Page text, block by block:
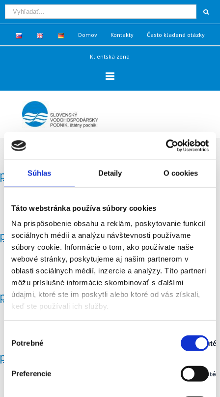
Súhlas Detaily O cookies
Táto webstránka používa súbory cookies
Na prispôsobenie obsahu a reklám, poskytovanie funkcií
sociálnych médií a analýzu návštevnosti používame
súbory cookie. Informácie o tom, ako používate naše
webové stránky, poskytujeme aj našim partnerom v
oblasti sociálnych médií, inzercie a analýzy. Títo partneri
môžu príslušné informácie skombinovať s ďalšími
údajmi, ktoré ste im poskytli alebo ktoré od vás získali,
keď ste používali ich služby.
súhlasu
Potrebné Zapnuté
Stav:
Preferencie
Vypnuté
Stav:
Domov Kontakty Často kladené otázky
Klientská zóna
Galéria PPO - Habura
protipovodňová ochrana Habura
protipovodňová ochrana Habura
protipovodňová ochrana Habura
protipovodňová ochrana Habura